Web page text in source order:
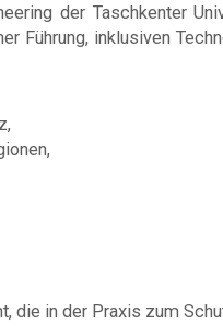
der Taschkenter
Führung, inklusiven
in der Praxis zum